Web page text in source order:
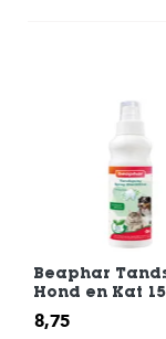
Beaphar
Hond en Kat
8,75